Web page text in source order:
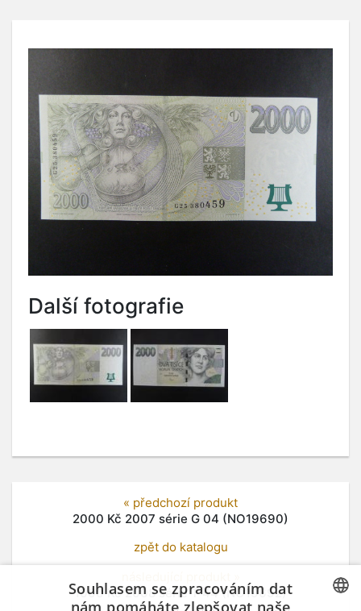
Další fotografie
« předchozí produkt
2000 Kč 2007 série G 04 (NO19690)
zpět do katalogu
1000 Kč 2008 série T 44 (NO19692)
Souhlasem se zpracováním dat
nám pomáháte zlepšovat naše